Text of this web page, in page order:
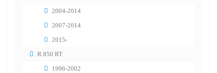
2004-2014
2007-2014
2015-
R 850 RT
1996-2002